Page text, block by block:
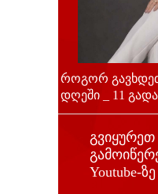
როგორ
დღეში _ 11
Youtube-ზე